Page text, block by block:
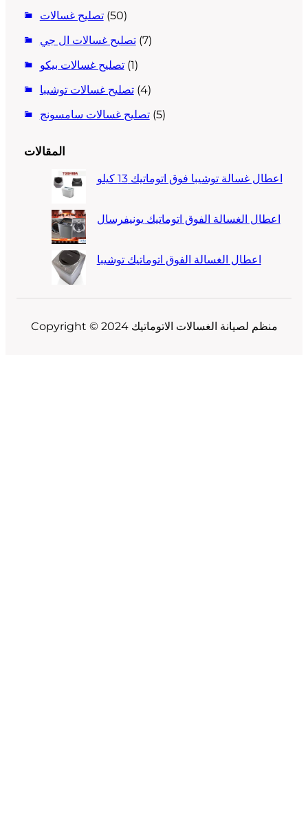
تصليح غسالات(50)
تصليح غسالات ال جي(7)
تصليح غسالات بيكو(1)
تصليح غسالات توشيبا(4)
تصليح غسالات سامسونج(5)
المقالات
اعطال غسالة توشيبا فوق اتوماتيك 13 كيلو
اعطال الغسالة الفوق اتوماتيك يونيفرسال
اعطال الغسالة الفوق اتوماتيك توشيبا
Copyright © 2024 منظم لصيانة الغسالات الاتوماتيك